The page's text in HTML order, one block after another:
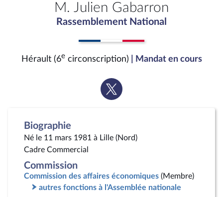
M. Julien Gabarron
Rassemblement National
Hérault (6ecirconscription) | Mandat en cours
Voir
la
Biographie
Né le 11 mars 1981 à Lille (Nord)
Cadre Commercial
Commission
Commission des affaires économiques (Membre)
autres fonctions à l'Assemblée nationale